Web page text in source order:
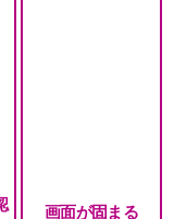
画面が固まる